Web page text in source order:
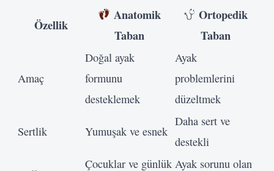
Özellik
Anatomik
Taban
Ortopedik
Taban
Amaç
Doğal ayak
formunu
desteklemek
Ayak
problemlerini
düzeltmek
Sertlik Yumuşak ve esnek
Daha sert ve
destekli
Çocuklar ve günlük Ayak sorunu olan